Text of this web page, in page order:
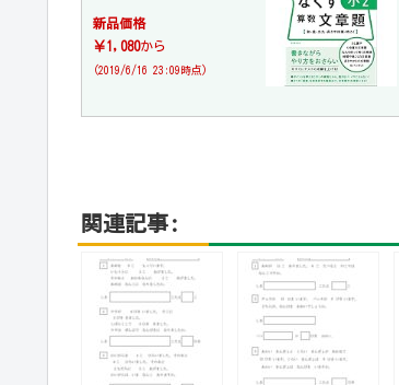
新品価格
￥1,080から
(2019/6/16 23:09時点)
関連記事: